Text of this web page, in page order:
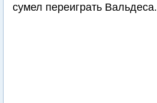
сумел переиграть Вальдеса.